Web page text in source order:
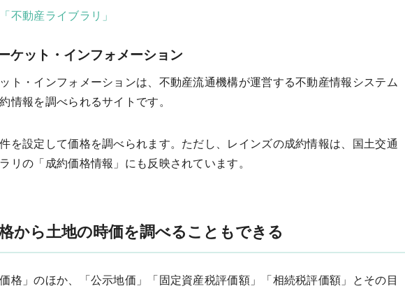
不動産ライブラリ」
ケット・インフォメーション
ト・インフォメーションは、不動産流通機構が運営する不動産情報システム
情報を調べられるサイトです。
を設定して価格を調べられます。ただし、レインズの成約情報は、国土交通
リの「成約価格情報」にも反映されています。
から土地の時価を調べることもできる
格」のほか、「公示地価」「固定資産税評価額」「相続税評価額」とその目